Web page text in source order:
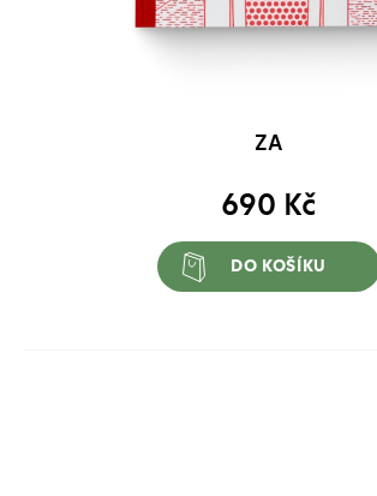
ZA
690 Kč
DO KOŠÍKU